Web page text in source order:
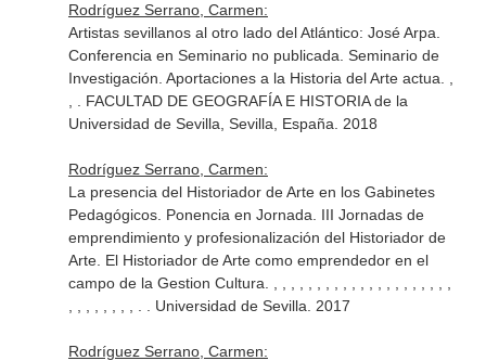
Rodríguez Serrano, Carmen:
Artistas sevillanos al otro lado del Atlántico: José Arpa.
Conferencia en Seminario no publicada. Seminario de
Investigación. Aportaciones a la Historia del Arte actua. ,
, . FACULTAD DE GEOGRAFÍA E HISTORIA de la
Universidad de Sevilla, Sevilla, España. 2018
Rodríguez Serrano, Carmen:
La presencia del Historiador de Arte en los Gabinetes
Pedagógicos. Ponencia en Jornada. III Jornadas de
emprendimiento y profesionalización del Historiador de
Arte. El Historiador de Arte como emprendedor en el
campo de la Gestion Cultura. , , , , , , , , , , , , , , , , , , , , ,
, , , , , , , , . . Universidad de Sevilla. 2017
Rodríguez Serrano, Carmen: